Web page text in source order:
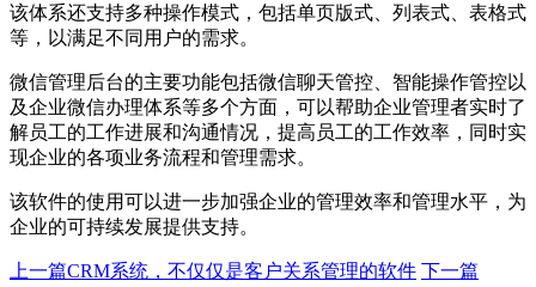
该体系还支持多种操作模式，包括单页版式、列表式、表格式
等，以满足不同用户的需求。
微信管理后台的主要功能包括微信聊天管控、智能操作管控以
及企业微信办理体系等多个方面，可以帮助企业管理者实时了
解员工的工作进展和沟通情况，提高员工的工作效率，同时实
现企业的各项业务流程和管理需求。
该软件的使用可以进一步加强企业的管理效率和管理水平，为
企业的可持续发展提供支持。
上一篇CRM系统，不仅仅是客户关系管理的软件 下一篇